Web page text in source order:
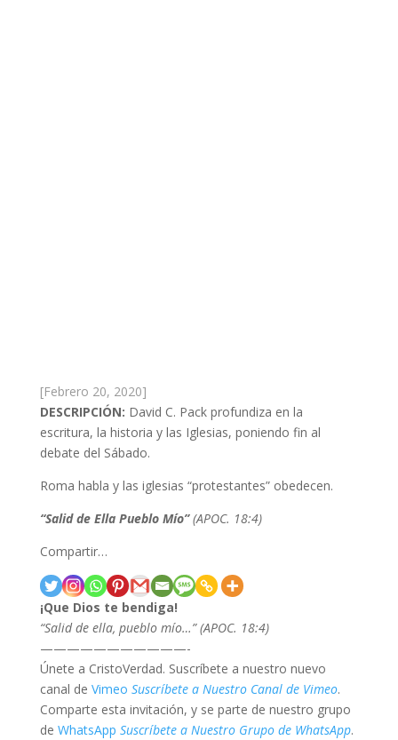
[Febrero 20, 2020]
DESCRIPCIÓN: David C. Pack profundiza en la
escritura, la historia y las Iglesias, poniendo fin al
debate del Sábado.
Roma habla y las iglesias “protestantes” obedecen.
“Salid de Ella Pueblo Mío”(APOC. 18:4)
Compartir…
¡Que Dios te bendiga!
“Salid de ella, pueblo mío…” (APOC. 18:4)
———————————-
Únete a CristoVerdad. Suscríbete a nuestro nuevo
canal de Vimeo Suscríbete a Nuestro Canal de Vimeo.
Comparte esta invitación, y se parte de nuestro grupo
de WhatsApp Suscríbete a Nuestro Grupo de WhatsApp.